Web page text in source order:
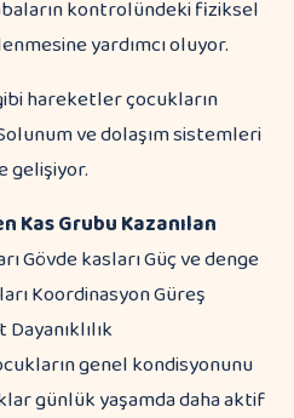
kontrolündeki fiziksel
yardımcı oluyor.
hareketler çocukların
ve dolaşım sistemleri
gelişiyor.
Kas GrubuKazanılan
Gövde kasları Güç ve denge
Koordinasyon Güreş
genel kondisyonunu
günlük yaşamda daha aktif